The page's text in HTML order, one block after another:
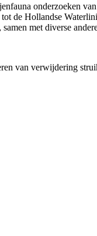
onderzoeken
de Hollandse
met diverse
van verwijdering